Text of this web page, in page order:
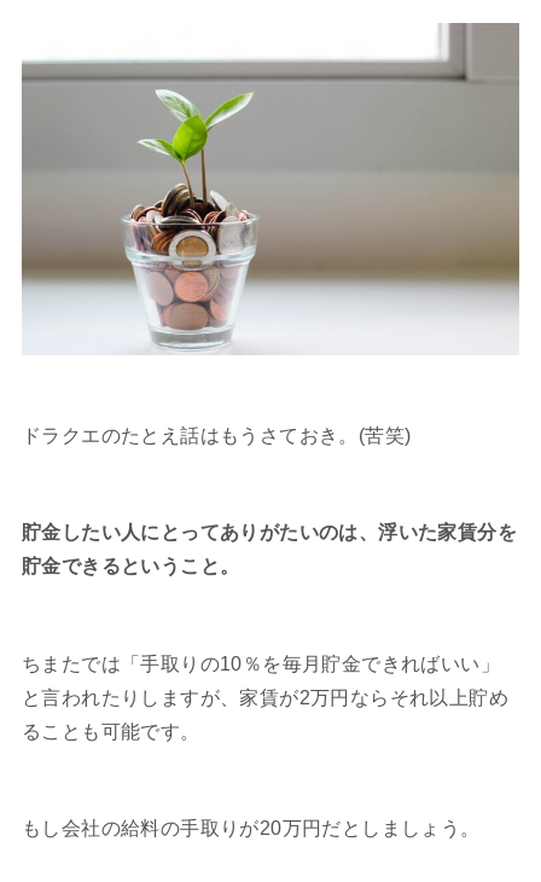
ドラクエのたとえ話はもうさておき。(苦笑)
貯金したい人にとってありがたいのは、浮いた家賃分を
貯金できるということ。
ちまたでは「手取りの10％を毎月貯金できればいい」
と言われたりしますが、家賃が2万円ならそれ以上貯め
ることも可能です。
もし会社の給料の手取りが20万円だとしましょう。